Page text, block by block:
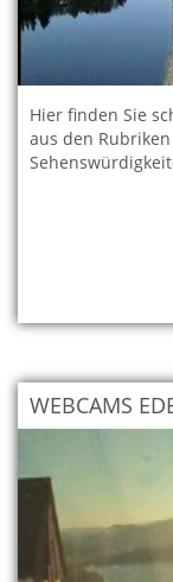
Hier finden Sie
aus den
WEBCAMS